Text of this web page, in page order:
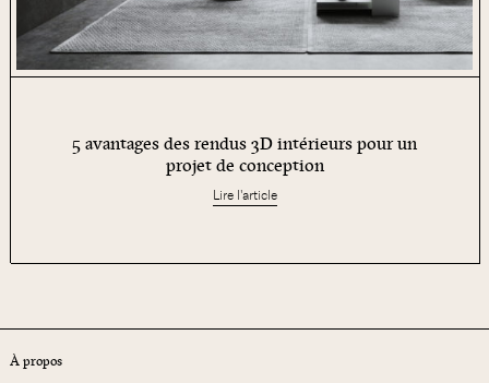
5 avantages des rendus 3D intérieurs pour un
projet de conception
Lire l'article
À propos